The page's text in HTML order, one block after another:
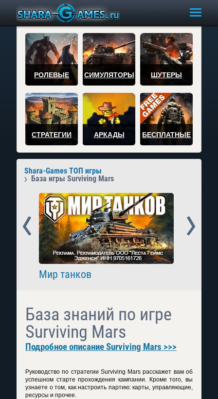
РОЛЕВЫЕ СИМУЛЯТОРЫ ШУТЕРЫ
СТРАТЕГИИ АРКАДЫ БЕСПЛАТНЫЕ
Shara-Games ТОП игры
База игры Surviving Mars
Мир танков
Prev
База знаний по игре
Surviving Mars
Подробное описание Surviving Mars >>>
Руководство по стратегии Surviving Mars расскажет вам об
успешном старте прохождения кампании. Кроме того, вы
узнаете о том, как настроить партию: карты, управляющие,
ресурсы и прочее.